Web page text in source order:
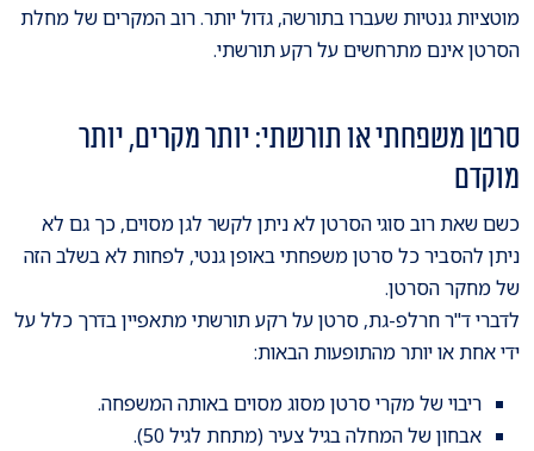
מוטציות גנטיות שעברו בתורשה, גדול יותר. רוב המקרים של מחלת
הסרטן אינם מתרחשים על רקע תורשתי.
סרטן משפחתי או תורשתי: יותר מקרים, יותר
מוקדם
כשם שאת רוב סוגי הסרטן לא ניתן לקשר לגן מסוים, כך גם לא
ניתן להסביר כל סרטן משפחתי באופן גנטי, לפחות לא בשלב הזה
של מחקר הסרטן.
לדברי ד"ר חרלפ-גת, סרטן על רקע תורשתי מתאפיין בדרך כלל על
ידי אחת או יותר מהתופעות הבאות:
ריבוי של מקרי סרטן מסוג מסוים באותה המשפחה.
אבחון של המחלה בגיל צעיר (מתחת לגיל 50).